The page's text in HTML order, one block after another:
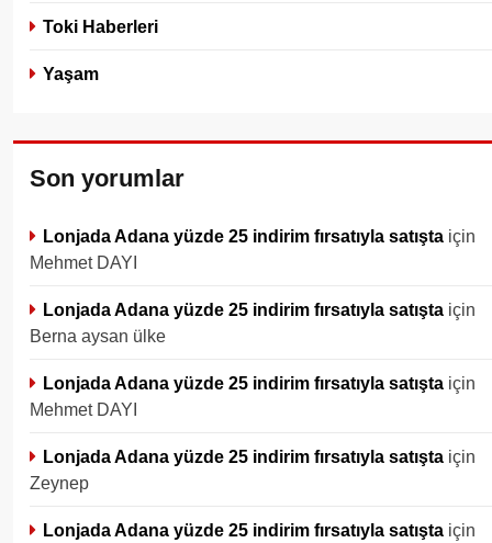
Toki Haberleri
Yaşam
Son yorumlar
Lonjada Adana yüzde 25 indirim fırsatıyla satışta için
Mehmet DAYI
Lonjada Adana yüzde 25 indirim fırsatıyla satışta için
Berna aysan ülke
Lonjada Adana yüzde 25 indirim fırsatıyla satışta için
Mehmet DAYI
Lonjada Adana yüzde 25 indirim fırsatıyla satışta için
Zeynep
Lonjada Adana yüzde 25 indirim fırsatıyla satışta için